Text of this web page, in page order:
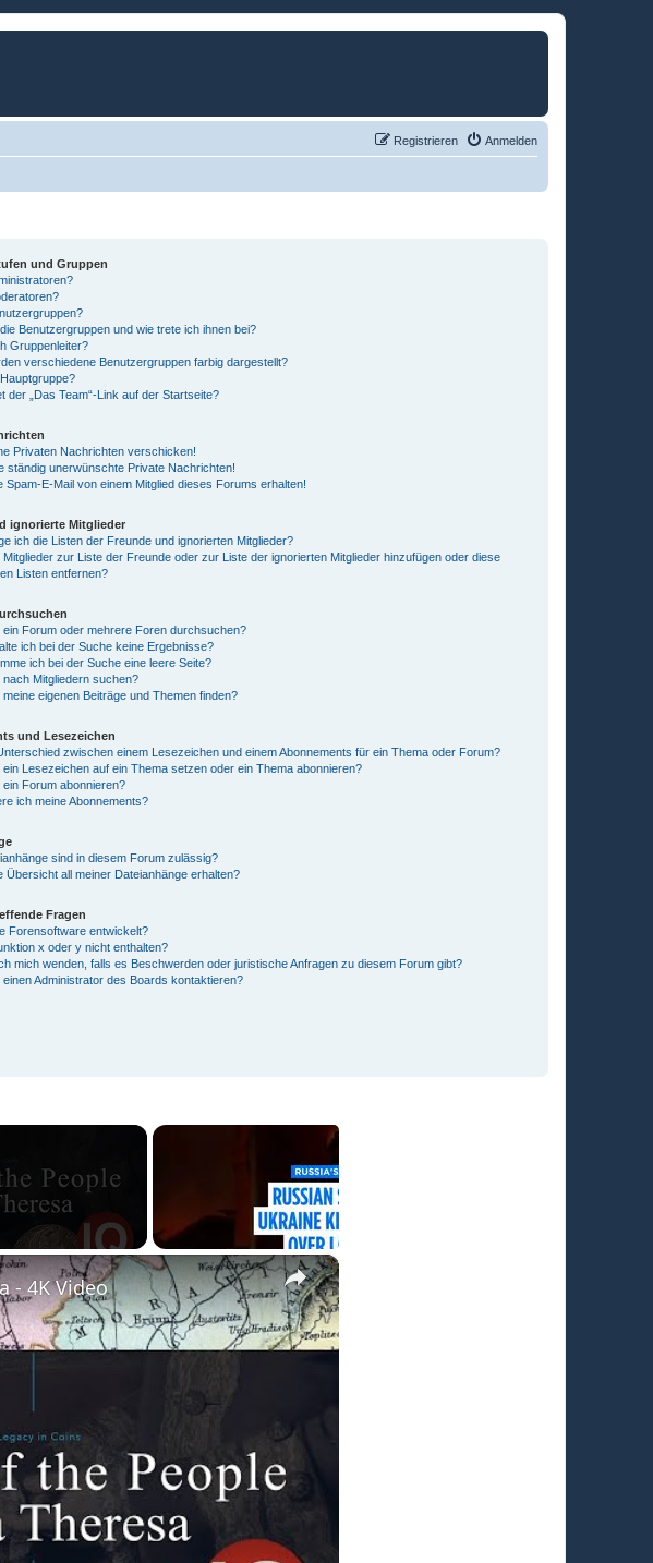
Anmelden
Registrieren
und Gruppen
Benutzergruppen und wie trete ich ihnen bei?
Gruppenleiter?
verschiedene Benutzergruppen farbig dargestellt?
der „Das Team“-Link auf der Startseite?
Privaten Nachrichten verschicken!
ständig unerwünschte Private Nachrichten!
Spam-E-Mail von einem Mitglied dieses Forums erhalten!
ignorierte Mitglieder
ich die Listen der Freunde und ignorierten Mitglieder?
Mitglieder zur Liste der Freunde oder zur Liste der ignorierten Mitglieder hinzufügen oder diese
Listen entfernen?
ein Forum oder mehrere Foren durchsuchen?
ich bei der Suche keine Ergebnisse?
ich bei der Suche eine leere Seite?
nach Mitgliedern suchen?
eigenen Beiträge und Themen finden?
und Lesezeichen
zwischen einem Lesezeichen und einem Abonnements für ein Thema oder Forum?
ein Lesezeichen auf ein Thema setzen oder ein Thema abonnieren?
ein Forum abonnieren?
ich meine Abonnements?
sind in diesem Forum zulässig?
Übersicht all meiner Dateianhänge erhalten?
Fragen
Forensoftware entwickelt?
x oder y nicht enthalten?
mich wenden, falls es Beschwerden oder juristische Anfragen zu diesem Forum gibt?
einen Administrator des Boards kontaktieren?
×
- 4K Video